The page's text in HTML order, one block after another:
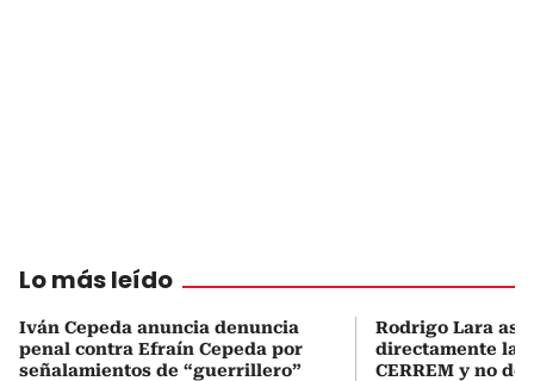
Lo más leído
Iván Cepeda anuncia denuncia
penal contra Efraín Cepeda por
señalamientos de “guerrillero”
Rodrigo Lara
directamente la
CERREM y no